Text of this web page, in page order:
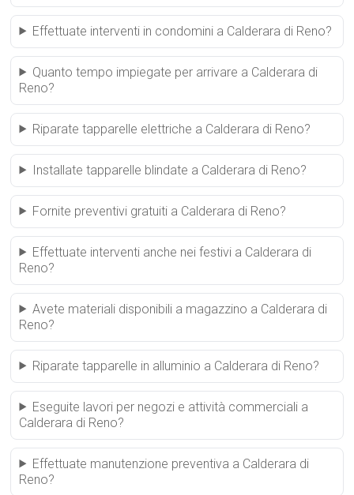
Effettuate interventi in condomini a Calderara di Reno?
Quanto tempo impiegate per arrivare a Calderara di
Reno?
Riparate tapparelle elettriche a Calderara di Reno?
Installate tapparelle blindate a Calderara di Reno?
Fornite preventivi gratuiti a Calderara di Reno?
Effettuate interventi anche nei festivi a Calderara di
Reno?
Avete materiali disponibili a magazzino a Calderara di
Reno?
Riparate tapparelle in alluminio a Calderara di Reno?
Eseguite lavori per negozi e attività commerciali a
Calderara di Reno?
Effettuate manutenzione preventiva a Calderara di
Reno?